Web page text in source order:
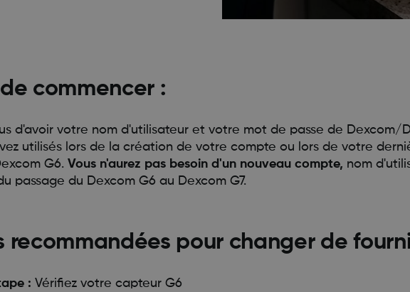
commencer :
d'avoir votre nom d'utilisateur et votre mot de passe de Dexcom/
utilisés lors de la création de votre compte ou lors de votre
G6. Vous n'aurez pas besoin d'un nouveau compte, nom
passage du Dexcom G6 au Dexcom G7.
recommandées pour changer de
: Vérifiez votre capteur G6